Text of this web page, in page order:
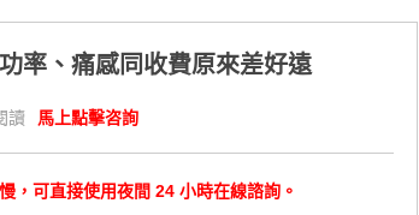
率、痛感同收費原來差好遠
讀 馬上點擊咨詢
可直接使用夜間 24 小時在線諮詢。